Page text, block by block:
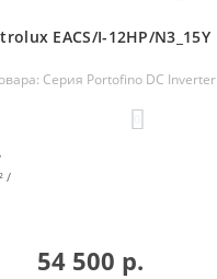
EACS/I-12HP/N3_15Y
Серия Portofino DC Inverter
54 500 р.